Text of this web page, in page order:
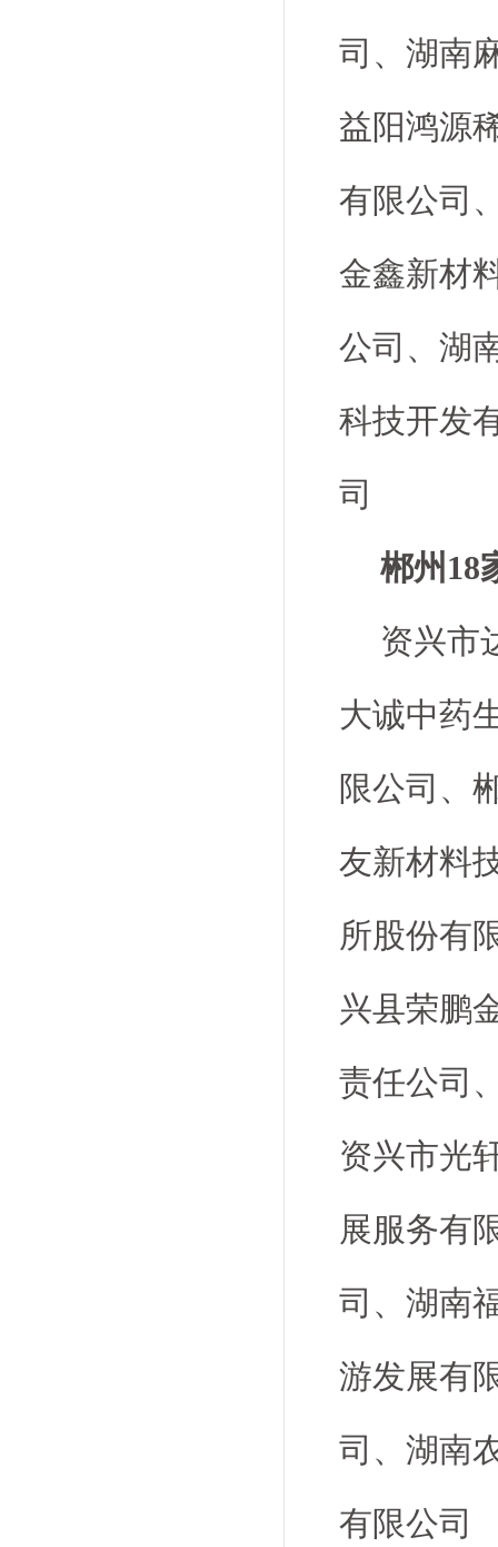
司、湖南
益阳鸿源
有限公司
金鑫新材
公司、湖
科技开发
司
郴州18
资兴市
大诚中药
限公司、
友新材料
所股份有
兴县荣鹏
责任公司
资兴市光
展服务有
司、湖南
游发展有
司、湖南
有限公司